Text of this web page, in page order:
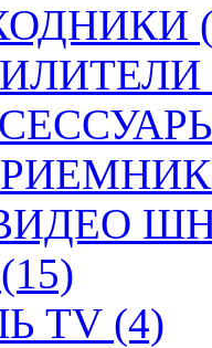
TV (4)